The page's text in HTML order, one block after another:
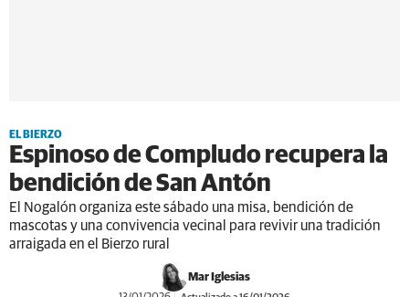
EL BIERZO
Espinoso de Compludo recupera la
bendición de San Antón
El Nogalón organiza este sábado una misa, bendición de
mascotas y una convivencia vecinal para revivir una tradición
arraigada en el Bierzo rural
Mar Iglesias